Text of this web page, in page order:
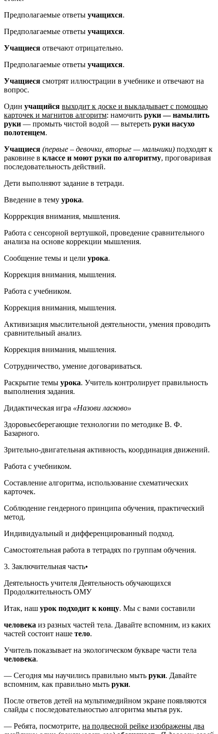
Предполагаемые ответы учащихся.
Предполагаемые ответы учащихся.
Учащиеся отвечают отрицательно.
Предполагаемые ответы учащихся.
Учащиеся смотрят иллюстрации в учебнике и отвечают на
вопрос.
Один учащийся выходит к доске и выкладывает с помощью
карточек и магнитов алгоритм: намочить руки — намылить
руки — промыть чистой водой — вытереть руки насухо
полотенцем.
Учащиеся (первые – девочки, вторые — мальчики) подходят к
раковине в классе и моют руки по алгоритму, проговаривая
последовательность действий.
Дети выполняют задание в тетради.
Введение в тему урока.
Корррекция внимания, мышления.
Работа с сенсорной вертушкой, проведение сравнительного
анализа на основе коррекции мышления.
Сообщение темы и цели урока.
Коррекция внимания, мышления.
Работа с учебником.
Коррекция внимания, мышления.
Активизация мыслительной деятельности, умения проводить
сравнительный анализ.
Коррекция внимания, мышления.
Сотрудничество, умение договариваться.
Раскрытие темы урока. Учитель контролирует правильность
выполнения задания.
Дидактическая игра «Назови ласково»
Здоровьесберегающие технологии по методике В. Ф.
Базарного.
Зрительно-двигательная активность, координация движений.
Работа с учебником.
Составление алгоритма, использование схематических
карточек.
Соблюдение гендерного принципа обучения, практический
метод.
Индивидуальный и дифференцированный подход.
Самостоятельная работа в тетрадях по группам обучения.
3. Заключительная часть•
Деятельность учителя Деятельность обучающихся
Продолжительность ОМУ
Итак, наш урок подходит к концу. Мы с вами составили
человека из разных частей тела. Давайте вспомним, из каких
частей состоит наше тело.
Учитель показывает на экологическом букваре части тела
человека.
— Сегодня мы научились правильно мыть руки. Давайте
вспомним, как правильно мыть руки.
После ответов детей на мультимедийном экране появляются
слайды с последовательностью алгоритма мытья рук.
— Ребята, посмотрите, на подвесной рейке изображены два